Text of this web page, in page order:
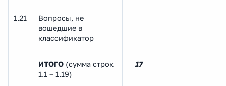
1.21
Вопросы, не
вошедшие в
классификатор
ИТОГО (сумма строк
1.1 – 1.19)
17